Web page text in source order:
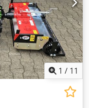
- Piegāde visā valstī
starpniecību! -
pieteikts.
1 / 11